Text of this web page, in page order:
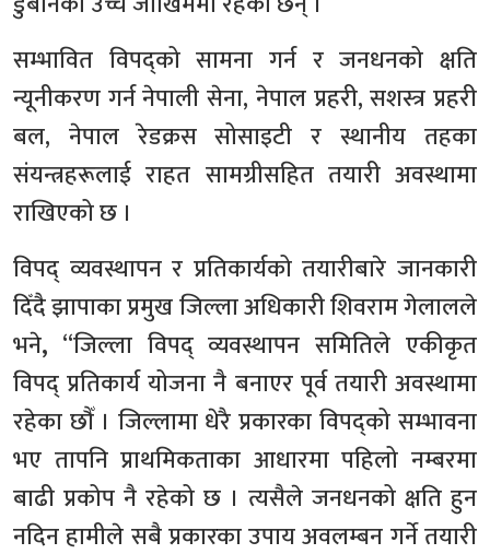
सम्भावित विपद्को सामना गर्न र जनधनको क्षति
न्यूनीकरण गर्न नेपाली सेना, नेपाल प्रहरी, सशस्त्र प्रहरी
बल, नेपाल रेडक्रस सोसाइटी र स्थानीय तहका
संयन्त्रहरूलाई राहत सामग्रीसहित तयारी अवस्थामा
राखिएको छ ।
विपद् व्यवस्थापन र प्रतिकार्यको तयारीबारे जानकारी
दिँदै झापाका प्रमुख जिल्ला अधिकारी शिवराम गेलालले
भने, “जिल्ला विपद् व्यवस्थापन समितिले एकीकृत
विपद् प्रतिकार्य योजना नै बनाएर पूर्व तयारी अवस्थामा
रहेका छौँ । जिल्लामा धेरै प्रकारका विपद्को सम्भावना
भए तापनि प्राथमिकताका आधारमा पहिलो नम्बरमा
बाढी प्रकोप नै रहेको छ । त्यसैले जनधनको क्षति हुन
नदिन हामीले सबै प्रकारका उपाय अवलम्बन गर्ने तयारी